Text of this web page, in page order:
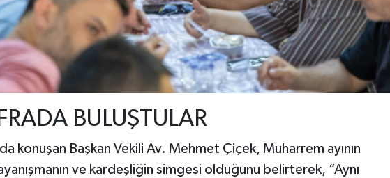
BULUŞTULAR
konuşan Başkan Vekili Av. Mehmet Çiçek, Muharrem ayının
ve kardeşliğin simgesi olduğunu belirterek, “Aynı